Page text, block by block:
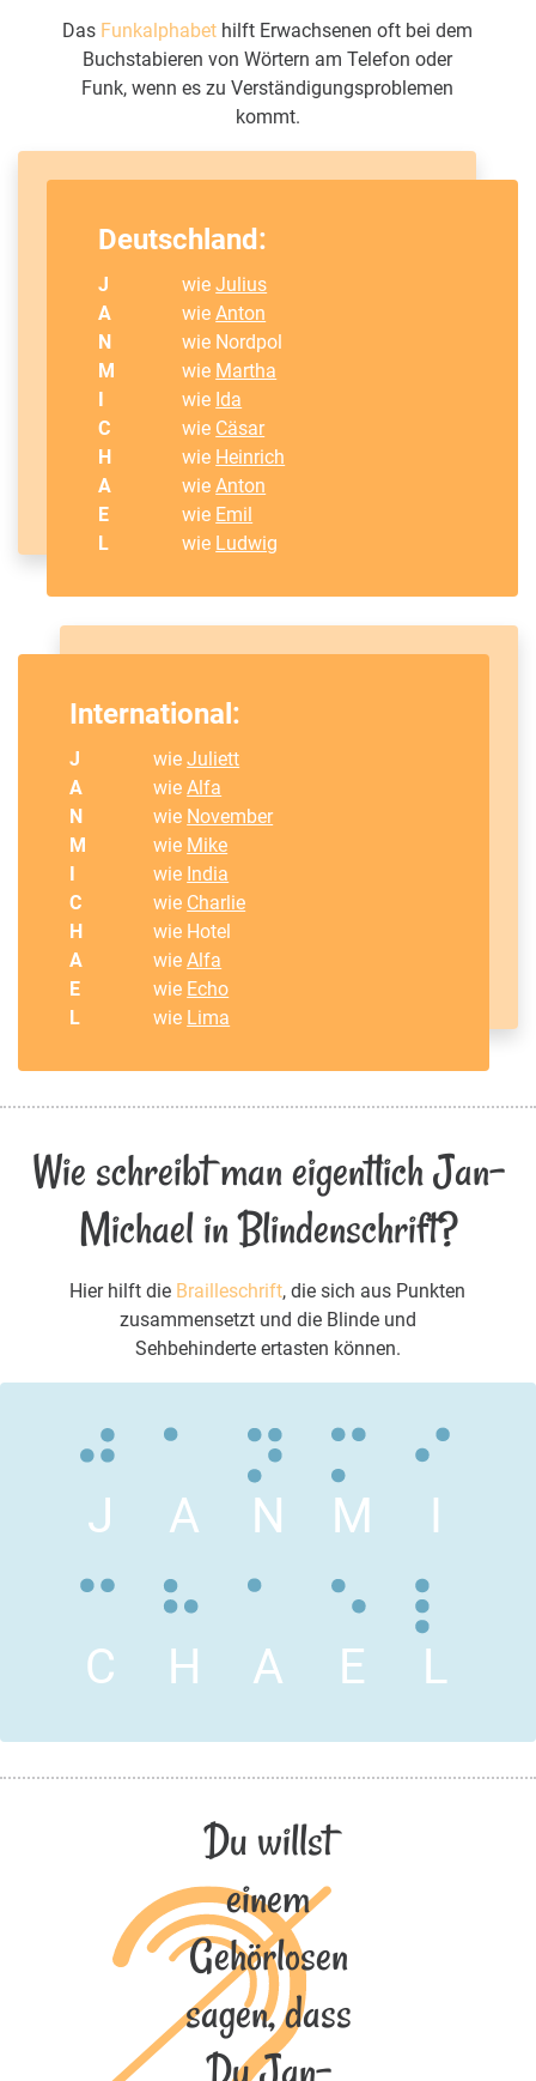
Das Funkalphabet hilft Erwachsenen oft bei dem
Buchstabieren von Wörtern am Telefon oder
Funk, wenn es zu Verständigungsproblemen
kommt.
Deutschland:
J wieJulius
A
wieAnton
N
wie Nordpol
M
wie Martha
wie Ida
C
wie Cäsar
H
wie Heinrich
A
wieAnton
E
wie Emil
L
wie Ludwig
International:
J wieJuliett
A
wieAlfa
N
wie November
M
wie Mike
wie India
C
wie Charlie
H
wie Hotel
A
wieAlfa
E
wie Echo
L
wie Lima
Wie schreibt man eigentlich Jan-
Michael in Blindenschrift?
Hier hilft die Brailleschrift, die sich aus Punkten
zusammensetzt und die Blinde und
Sehbehinderte ertasten können.
J A N M I
C H A E L
Du willst
einem
Gehörlosen
sagen, dass